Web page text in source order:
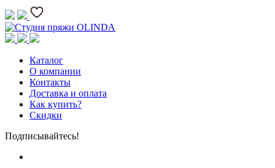
Каталог
О компании
Контакты
Доставка и оплата
Как купить?
Скидки
Подписывайтесь!